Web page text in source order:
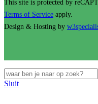
This site is protected by
Terms of Service apply.
Design & Hosting by
Sluit